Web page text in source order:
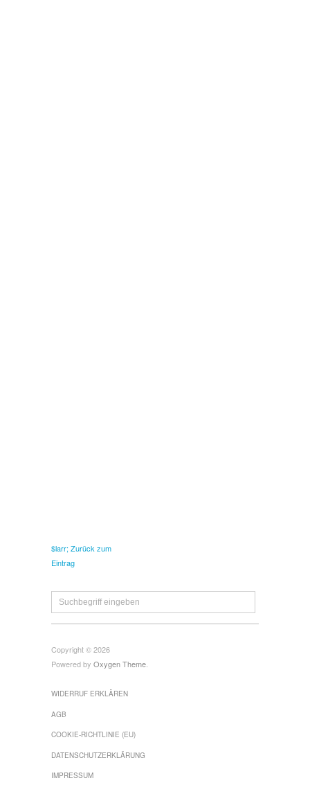
$larr; Zurück zum
Eintrag
Copyright © 2026
Powered by Oxygen Theme.
WIDERRUF ERKLÄREN
AGB
COOKIE-RICHTLINIE (EU)
DATENSCHUTZERKLÄRUNG
IMPRESSUM